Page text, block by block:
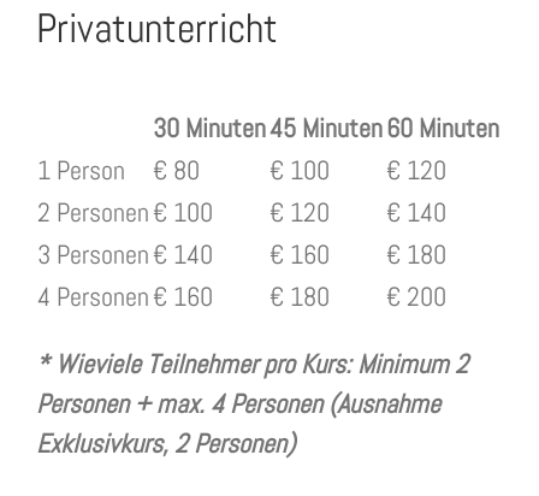
Privatunterricht
30 Minuten45 Minuten60 Minuten
1 Person
€ 80 € 100
€ 120
2 Personen€ 100 € 120
€ 140
3 Personen€ 140 € 160
€ 180
4 Personen€ 160 € 180
€ 200
* Wieviele Teilnehmer pro Kurs: Minimum 2
Personen + max. 4 Personen (Ausnahme
Exklusivkurs, 2 Personen)